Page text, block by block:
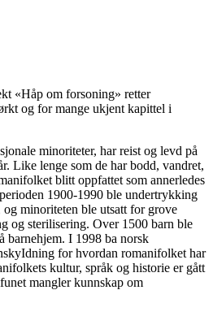
«Håp om forsoning» retter
og for mange ukjent kapittel i
minoriteter, har reist og levd på
Like lenge som de har bodd, vandret,
blitt oppfattet som annerledes
1900-1990 ble undertrykking
minoriteten ble utsatt for grove
og sterilisering. Over 1500 barn ble
barnehjem. I 1998 ba norsk
for hvordan romanifolket har
kultur, språk og historie er gått
mangler kunnskap om